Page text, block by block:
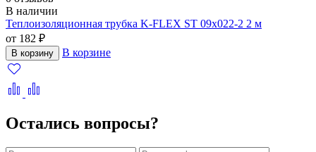
В наличии
Теплоизоляционная трубка K-FLEX ST 09x022-2 2 м
от 182 ₽
В корзину В корзине
Остались вопросы?